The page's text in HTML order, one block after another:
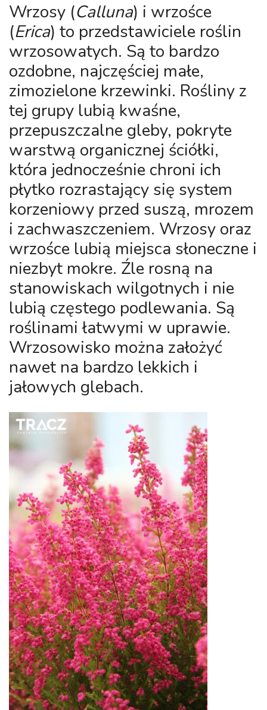
Wrzosy (Calluna) i wrzośce
(Erica) to przedstawiciele roślin
wrzosowatych. Są to bardzo
ozdobne, najczęściej małe,
zimozielone krzewinki. Rośliny z
tej grupy lubią kwaśne,
przepuszczalne gleby, pokryte
warstwą organicznej ściółki,
która jednocześnie chroni ich
płytko rozrastający się system
korzeniowy przed suszą, mrozem
i zachwaszczeniem. Wrzosy oraz
wrzośce lubią miejsca słoneczne i
niezbyt mokre. Źle rosną na
stanowiskach wilgotnych i nie
lubią częstego podlewania. Są
roślinami łatwymi w uprawie.
Wrzosowisko można założyć
nawet na bardzo lekkich i
jałowych glebach.